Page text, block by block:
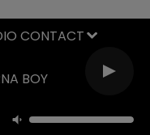
BOY
CONTACT